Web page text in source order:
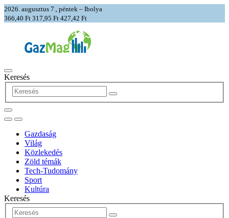
2026. augusztus 7., péntek – Ibolya
366,40 Ft 317,95 Ft 427,42 Ft
Keresés
Gazdaság
Világ
Közlekedés
Zöld témák
Tech-Tudomány
Sport
Kultúra
Keresés